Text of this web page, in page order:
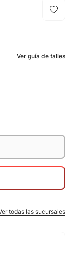
Ver guía de talles
todas las sucursales